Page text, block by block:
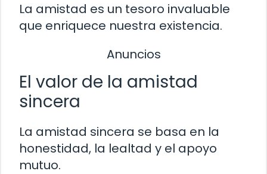
La amistad es un tesoro invaluable
que enriquece nuestra existencia.
Anuncios
El valor de la amistad
sincera
La amistad sincera se basa en la
honestidad, la lealtad y el apoyo
mutuo.